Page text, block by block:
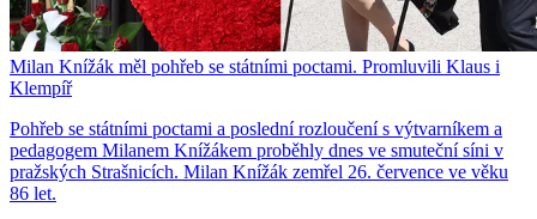
Milan Knížák měl pohřeb se státními poctami. Promluvili Klaus i
Klempíř
Pohřeb se státními poctami a poslední rozloučení s výtvarníkem a
pedagogem Milanem Knížákem proběhly dnes ve smuteční síni v
pražských Strašnicích. Milan Knížák zemřel 26. července ve věku
86 let.